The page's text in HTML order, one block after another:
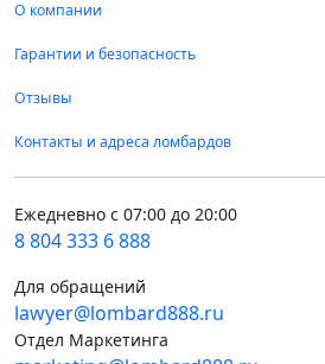
О компании
Гарантии и безопасность
Отзывы
Контакты и адреса ломбардов
Ежедневно с 07:00 до 20:00
8 804 333 6 888
Для обращений
lawyer@lombard888.ru
Отдел Маркетинга